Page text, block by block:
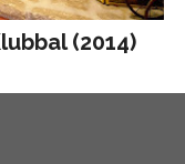
(2014)